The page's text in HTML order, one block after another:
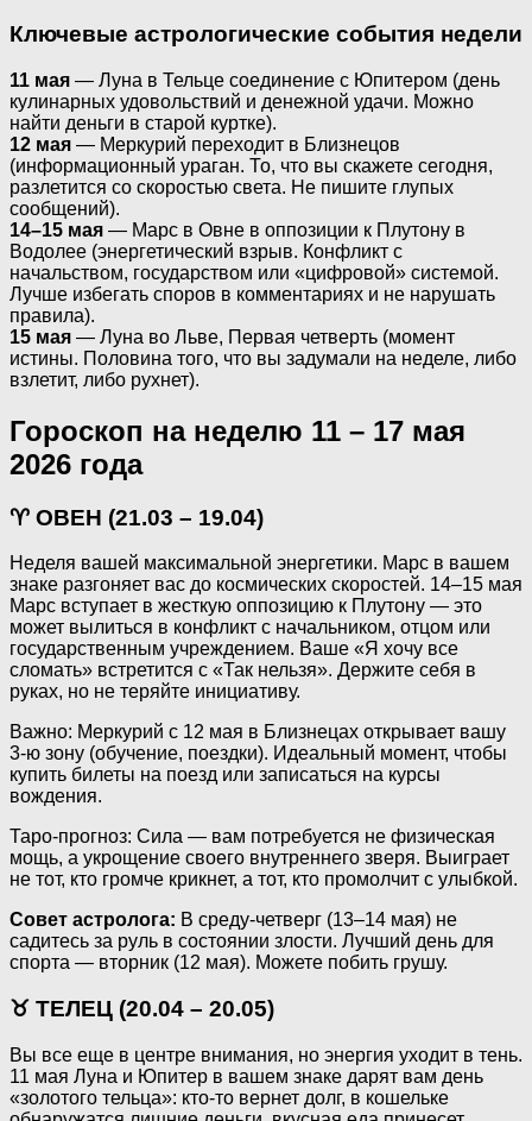
Ключевые астрологические события недели
11 мая — Луна в Тельце соединение с Юпитером (день
кулинарных удовольствий и денежной удачи. Можно
найти деньги в старой куртке).
12 мая — Меркурий переходит в Близнецов
(информационный ураган. То, что вы скажете сегодня,
разлетится со скоростью света. Не пишите глупых
сообщений).
14–15 мая — Марс в Овне в оппозиции к Плутону в
Водолее (энергетический взрыв. Конфликт с
начальством, государством или «цифровой» системой.
Лучше избегать споров в комментариях и не нарушать
правила).
15 мая — Луна во Льве, Первая четверть (момент
истины. Половина того, что вы задумали на неделе, либо
взлетит, либо рухнет).
Гороскоп на неделю 11 – 17 мая
2026 года
♈ ОВЕН (21.03 – 19.04)
Неделя вашей максимальной энергетики. Марс в вашем
знаке разгоняет вас до космических скоростей. 14–15 мая
Марс вступает в жесткую оппозицию к Плутону — это
может вылиться в конфликт с начальником, отцом или
государственным учреждением. Ваше «Я хочу все
сломать» встретится с «Так нельзя». Держите себя в
руках, но не теряйте инициативу.
Важно: Меркурий с 12 мая в Близнецах открывает вашу
3-ю зону (обучение, поездки). Идеальный момент, чтобы
купить билеты на поезд или записаться на курсы
вождения.
Таро-прогноз: Сила — вам потребуется не физическая
мощь, а укрощение своего внутреннего зверя. Выиграет
не тот, кто громче крикнет, а тот, кто промолчит с улыбкой.
Совет астролога: В среду-четверг (13–14 мая) не
садитесь за руль в состоянии злости. Лучший день для
спорта — вторник (12 мая). Можете побить грушу.
♉ ТЕЛЕЦ (20.04 – 20.05)
Вы все еще в центре внимания, но энергия уходит в тень.
11 мая Луна и Юпитер в вашем знаке дарят вам день
«золотого тельца»: кто-то вернет долг, в кошельке